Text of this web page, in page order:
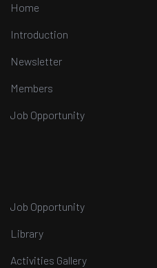
Home
Introduction
Newsletter
Members
Job Opportunity
Job Opportunity
Library
Activities Gallery